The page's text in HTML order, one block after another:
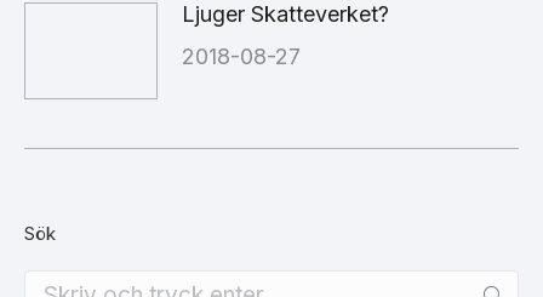
Ljuger Skatteverket?
2018-08-27
Sök